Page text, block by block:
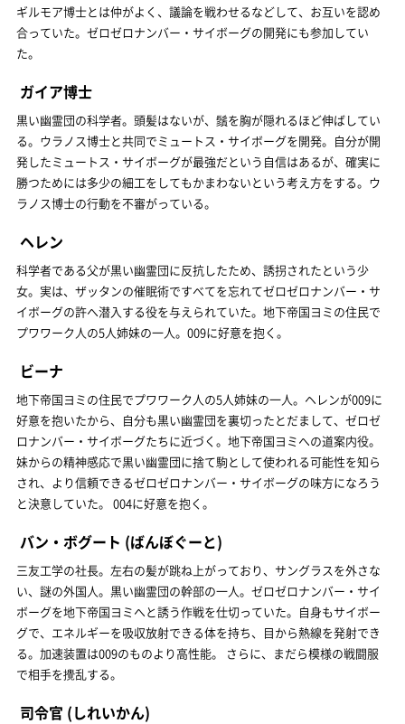
ギルモア博士とは仲がよく、議論を戦わせるなどして、お互いを認め
合っていた。ゼロゼロナンバー・サイボーグの開発にも参加してい
た。
ガイア博士
黒い幽霊団の科学者。頭髪はないが、鬚を胸が隠れるほど伸ばしてい
る。ウラノス博士と共同でミュートス・サイボーグを開発。自分が開
発したミュートス・サイボーグが最強だという自信はあるが、確実に
勝つためには多少の細工をしてもかまわないという考え方をする。ウ
ラノス博士の行動を不審がっている。
ヘレン
科学者である父が黒い幽霊団に反抗したため、誘拐されたという少
女。実は、ザッタンの催眠術ですべてを忘れてゼロゼロナンバー・サ
イボーグの許へ潜入する役を与えられていた。地下帝国ヨミの住民で
プワワーク人の5人姉妹の一人。009に好意を抱く。
ビーナ
地下帝国ヨミの住民でプワワーク人の5人姉妹の一人。ヘレンが009に
好意を抱いたから、自分も黒い幽霊団を裏切ったとだまして、ゼロゼ
ロナンバー・サイボーグたちに近づく。地下帝国ヨミへの道案内役。
妹からの精神感応で黒い幽霊団に捨て駒として使われる可能性を知ら
され、より信頼できるゼロゼロナンバー・サイボーグの味方になろう
と決意していた。 004に好意を抱く。
バン・ボグート (ばんぼぐーと)
三友工学の社長。左右の髪が跳ね上がっており、サングラスを外さな
い、謎の外国人。黒い幽霊団の幹部の一人。ゼロゼロナンバー・サイ
ボーグを地下帝国ヨミへと誘う作戦を仕切っていた。自身もサイボー
グで、エネルギーを吸収放射できる体を持ち、目から熱線を発射でき
る。加速装置は009のものより高性能。 さらに、まだら模様の戦闘服
で相手を攪乱する。
司令官 (しれいかん)